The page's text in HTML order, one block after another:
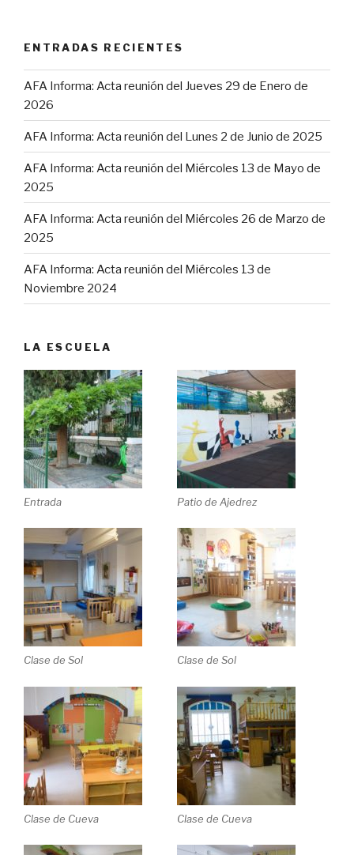
ENTRADAS RECIENTES
AFA Informa: Acta reunión del Jueves 29 de Enero de
2026
AFA Informa: Acta reunión del Lunes 2 de Junio de 2025
AFA Informa: Acta reunión del Miércoles 13 de Mayo de
2025
AFA Informa: Acta reunión del Miércoles 26 de Marzo de
2025
AFA Informa: Acta reunión del Miércoles 13 de
Noviembre 2024
LA ESCUELA
Entrada Patio de Ajedrez
Clase de Sol Clase de Sol
Clase de Cueva Clase de Cueva